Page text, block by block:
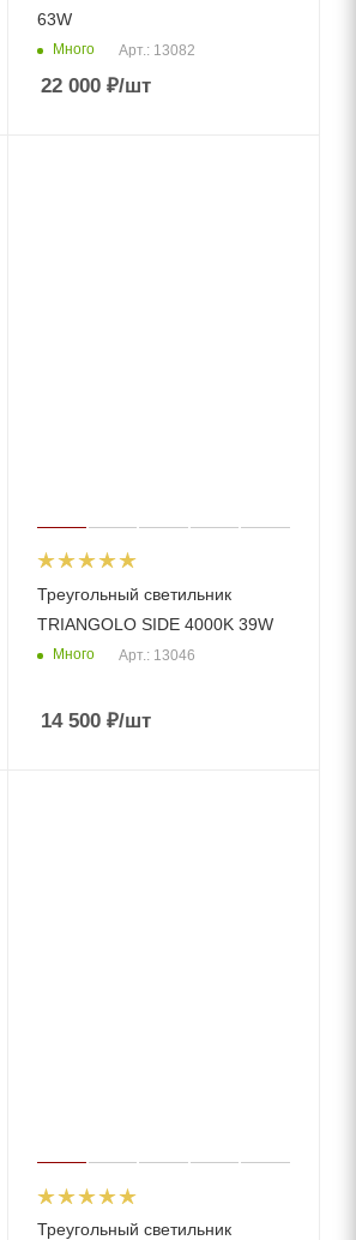
63W
Много Арт.: 13082
22 000 ₽/шт
Треугольный светильник
TRIANGOLO SIDE 4000K 39W
Много Арт.: 13046
14 500 ₽/шт
Треугольный светильник